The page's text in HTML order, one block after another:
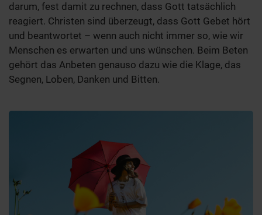
darum, fest damit zu rechnen, dass Gott tatsächlich
reagiert. Christen sind überzeugt, dass Gott Gebet hört
und beantwortet – wenn auch nicht immer so, wie wir
Menschen es erwarten und uns wünschen. Beim Beten
gehört das Anbeten genauso dazu wie die Klage, das
Segnen, Loben, Danken und Bitten.